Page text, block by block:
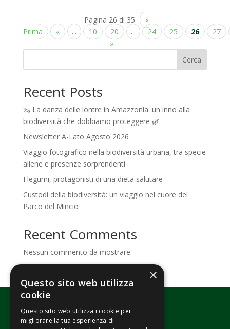
Pagina 26 di 35
«
Prima
« ... 10 20 ... 24 25 26
27
»
Cerca
Recent Posts
🦦 La danza delle lontre in Amazzonia: un inno alla
biodiversità che dobbiamo proteggere 🌿
Newsletter A-Lato Agosto 2026
Viaggio fotografico nella biodiversità urbana, tra specie
aliene e presenze sorprendenti
I legumi, protagonisti di una dieta salutare
Custodi della biodiversità: un viaggio nel cuore del
Parco del Mincio
Recent Comments
Nessun commento da mostrare.
×
Questo sito web utilizza
cookie
Questo sito web utilizza i cookie per
migliorare la tua esperienza di